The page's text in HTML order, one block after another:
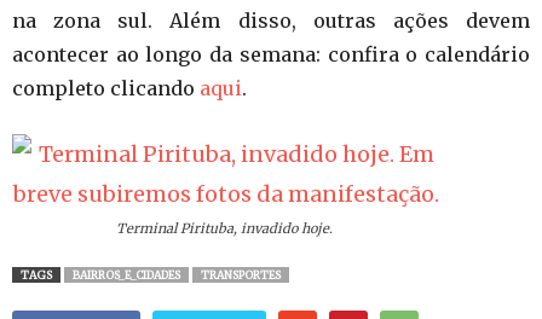
na zona sul. Além disso, outras ações devem
acontecer ao longo da semana: confira o calendário
completo clicando aqui.
Terminal Pirituba, invadido hoje.
TAGS BAIRROS_E_CIDADES TRANSPORTES